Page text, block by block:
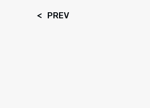
PREV